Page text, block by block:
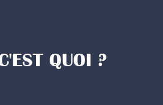
QUOI ?